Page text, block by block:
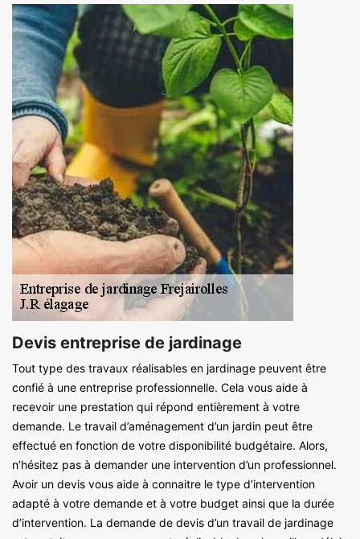
Devis entreprise de jardinage
Tout type des travaux réalisables en jardinage peuvent être
confié à une entreprise professionnelle. Cela vous aide à
recevoir une prestation qui répond entièrement à votre
demande. Le travail d’aménagement d’un jardin peut être
effectué en fonction de votre disponibilité budgétaire. Alors,
n’hésitez pas à demander une intervention d’un professionnel.
Avoir un devis vous aide à connaitre le type d’intervention
adapté à votre demande et à votre budget ainsi que la durée
d’intervention. La demande de devis d’un travail de jardinage